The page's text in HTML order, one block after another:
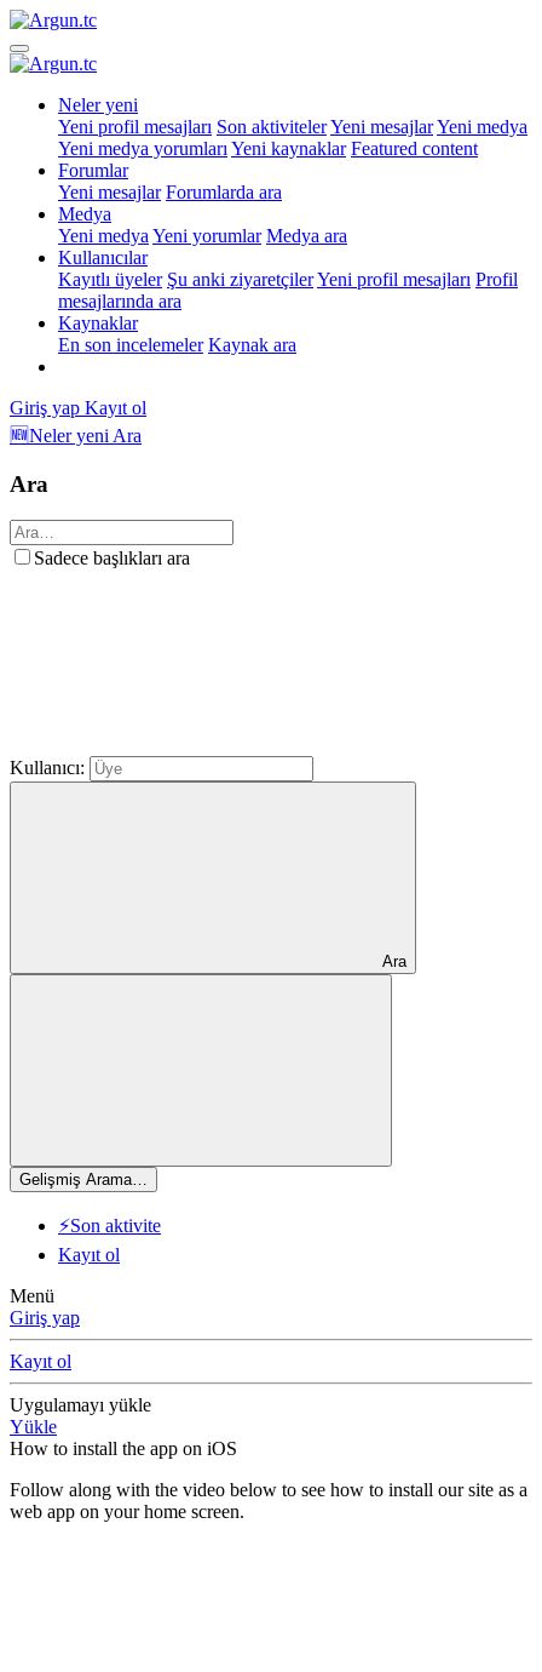
Neler yeni
Yeni profil mesajları Son aktivitelerYeni mesajlarYeni medya
Yeni medya yorumları Yeni kaynaklar Featured content
Forumlar
Yeni mesajlar Forumlarda ara
Medya
Yeni medya Yeni yorumlar Medya ara
Kullanıcılar
Kayıtlı üyeler Şu anki ziyaretçilerYeni profil mesajları Profil
mesajlarında ara
Kaynaklar
En son incelemeler Kaynak ara
Giriş yap Kayıt ol
🆕Neler yeni Ara
Ara
Sadece başlıkları ara
Kullanıcı:
Ara
Gelişmiş Arama…
⚡Son aktivite
Kayıt ol
Menü
Giriş yap
Kayıt ol
Uygulamayı yükle
Yükle
How to install the app on iOS
Follow along with the video below to see how to install our site as a
web app on your home screen.